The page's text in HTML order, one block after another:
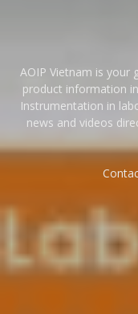
AOIP Vietnam is your
product information
Instrumentation in
news and videos